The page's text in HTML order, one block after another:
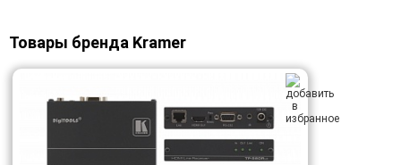
Товары бренда Kramer